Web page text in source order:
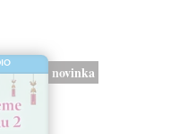
novinka